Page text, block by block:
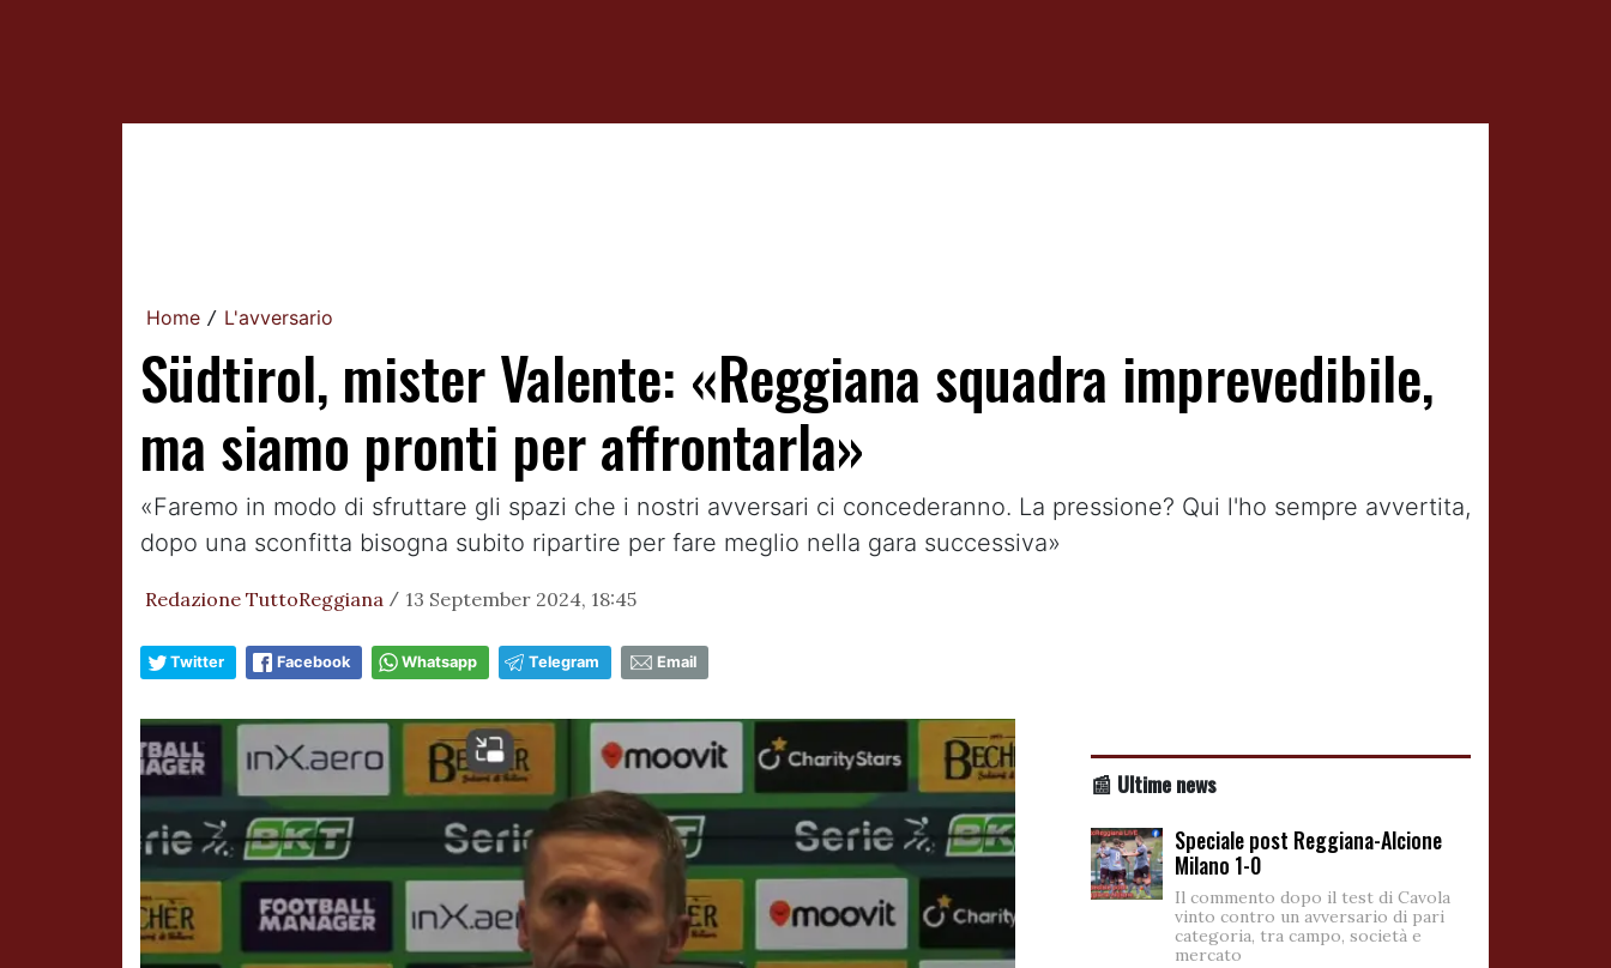
Home / L'avversario
Südtirol, mister Valente: «Reggiana squadra imprevedibile,
ma siamo pronti per affrontarla»
«Faremo in modo di sfruttare gli spazi che i nostri avversari ci concederanno. La pressione? Qui l'ho sempre avvertita,
dopo una sconfitta bisogna subito ripartire per fare meglio nella gara successiva»
Redazione TuttoReggiana / 13 September 2024, 18:45
Twitter Facebook Whatsapp Telegram Email
📰 Ultime news
Speciale post Reggiana-Alcione
Milano 1-0
Il commento dopo il test di Cavola
vinto contro un avversario di pari
categoria, tra campo, società e
mercato